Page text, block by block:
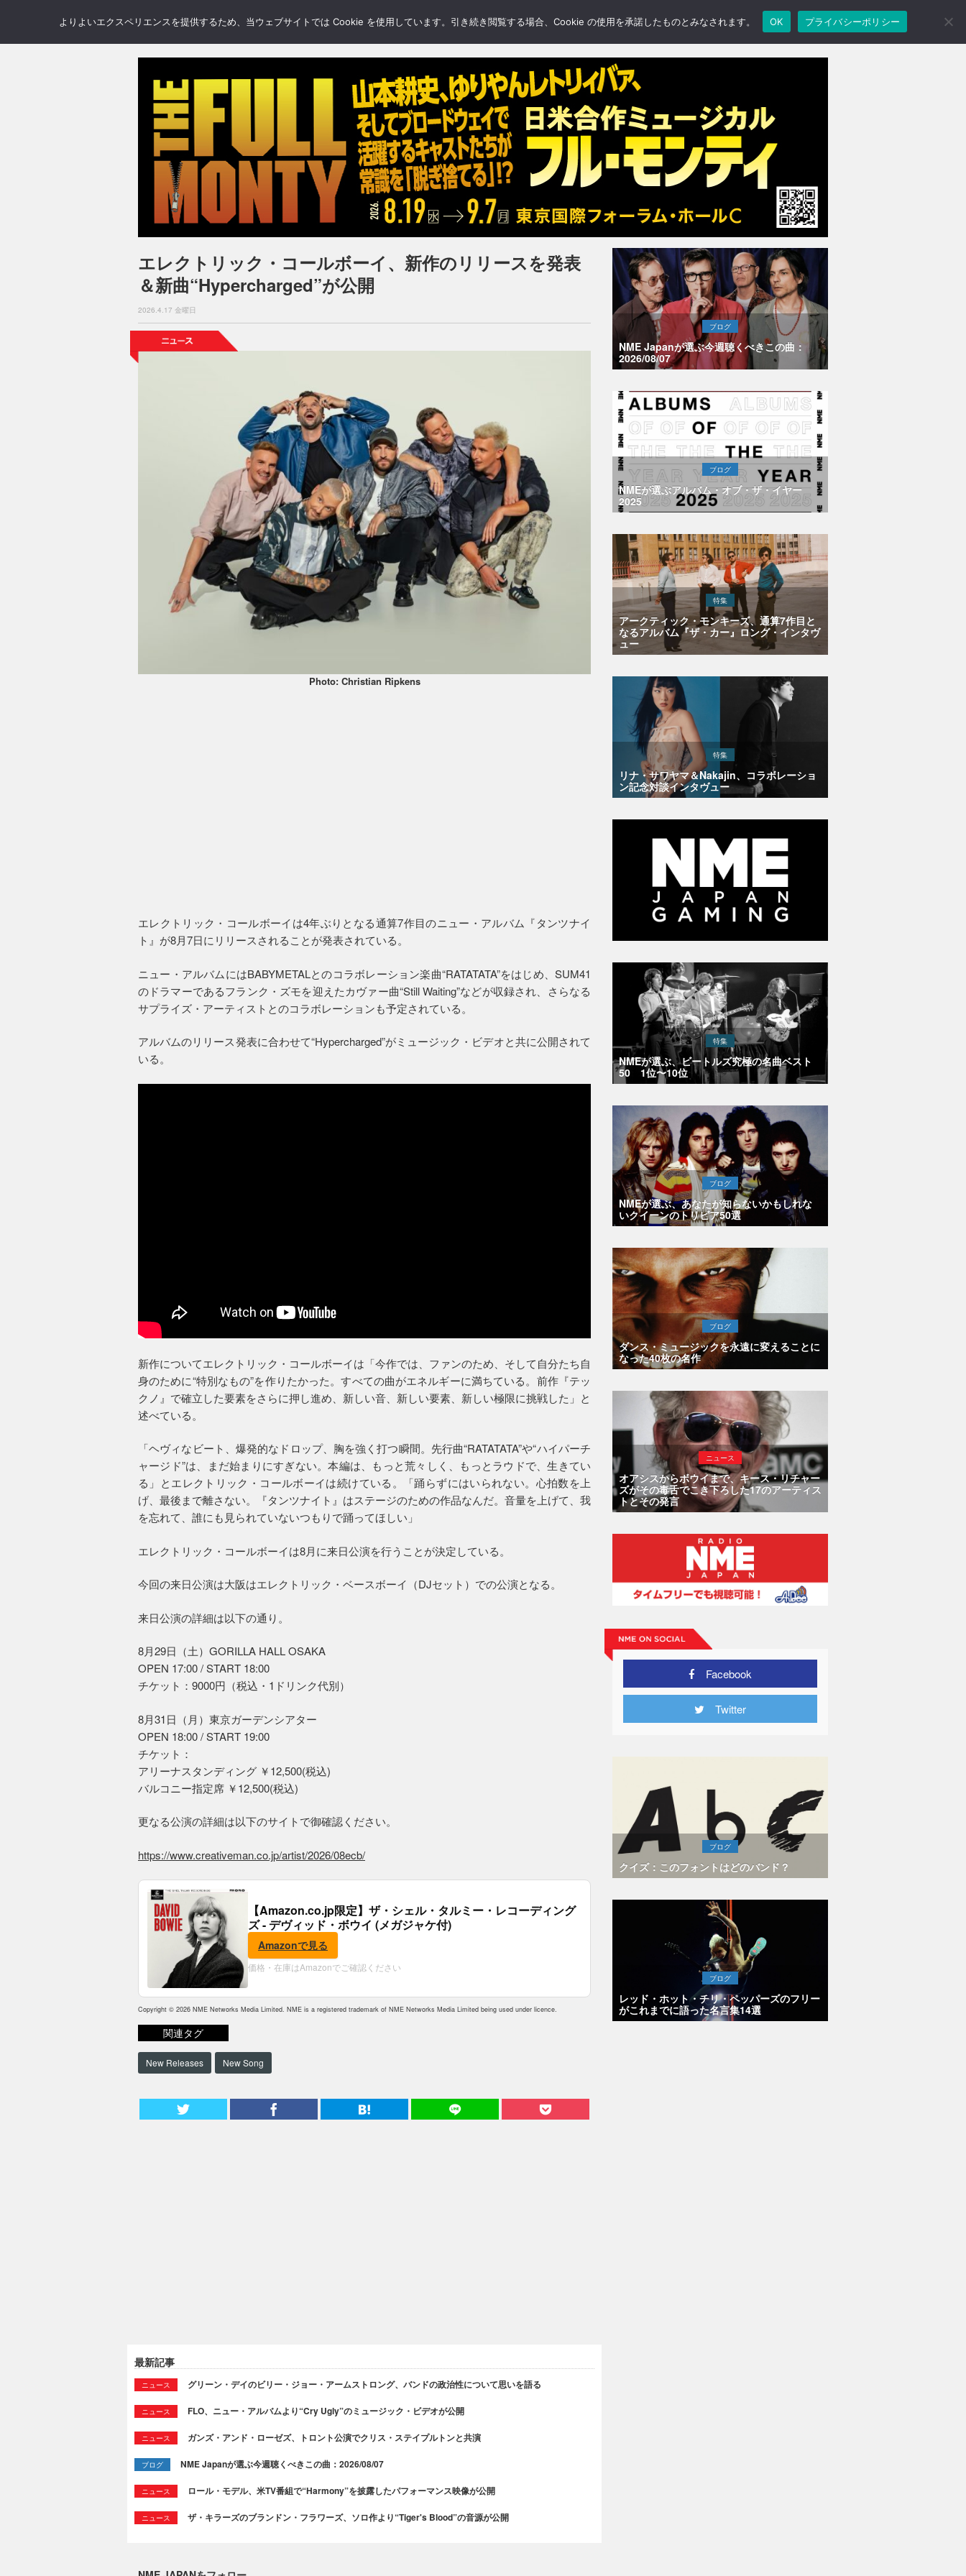
NEWS REVIEWS GALLERY BLOGS FEATURE
エレクトリック・コールボーイ、新作のリリースを発表
＆新曲“Hypercharged”が公開
2026.4.17 金曜日
Photo: Christian Ripkens
エレクトリック・コールボーイは4年ぶりとなる通算7作目のニュー・アルバム『タンツナイ
ト』が8月7日にリリースされることが発表されている。
ニュー・アルバムにはBABYMETALとのコラボレーション楽曲“RATATATA”をはじめ、SUM41
のドラマーであるフランク・ズモを迎えたカヴァー曲“Still Waiting”などが収録され、さらなる
サプライズ・アーティストとのコラボレーションも予定されている。
アルバムのリリース発表に合わせて“Hypercharged”がミュージック・ビデオと共に公開されて
いる。
新作についてエレクトリック・コールボーイは「今作では、ファンのため、そして自分たち自
身のために“特別なもの”を作りたかった。すべての曲がエネルギーに満ちている。前作『テッ
クノ』で確立した要素をさらに押し進め、新しい音、新しい要素、新しい極限に挑戦した」と
述べている。
「ヘヴィなビート、爆発的なドロップ、胸を強く打つ瞬間。先行曲“RATATATA”や“ハイパーチ
ャージド”は、まだ始まりにすぎない。本編は、もっと荒々しく、もっとラウドで、生きてい
る」とエレクトリック・コールボーイは続けている。「踊らずにはいられない。心拍数を上
げ、最後まで離さない。『タンツナイト』はステージのための作品なんだ。音量を上げて、我
を忘れて、誰にも見られていないつもりで踊ってほしい」
エレクトリック・コールボーイは8月に来日公演を行うことが決定している。
今回の来日公演は大阪はエレクトリック・ベースボーイ（DJセット）での公演となる。
来日公演の詳細は以下の通り。
8月29日（土）GORILLA HALL OSAKA
OPEN 17:00 / START 18:00
チケット：9000円（税込・1ドリンク代別）
8月31日（月）東京ガーデンシアター
OPEN 18:00 / START 19:00
チケット：
アリーナスタンディング ￥12,500(税込)
バルコニー指定席 ￥12,500(税込)
更なる公演の詳細は以下のサイトで御確認ください。
https://www.creativeman.co.jp/artist/2026/08ecb/
【Amazon.co.jp限定】ザ・シェル・タルミー・レコーディング
ズ - デヴィッド・ボウイ (メガジャケ付)
Amazonで見る
価格・在庫はAmazonでご確認ください
Copyright © 2026 NME Networks Media Limited. NME is a registered trademark of NME Networks Media Limited being used under licence.
関連タグ
New Releases New Song
最新記事
ニュース グリーン・デイのビリー・ジョー・アームストロング、バンドの政治性について思いを語る
ニュース FLO、ニュー・アルバムより“Cry Ugly”のミュージック・ビデオが公開
ニュース ガンズ・アンド・ローゼズ、トロント公演でクリス・ステイプルトンと共演
ブログ NME Japanが選ぶ今週聴くべきこの曲：2026/08/07
ニュース ロール・モデル、米TV番組で“Harmony”を披露したパフォーマンス映像が公開
ニュース ザ・キラーズのブランドン・フラワーズ、ソロ作より“Tiger's Blood”の音源が公開
ブログ
NME Japanが選ぶ今週聴くべきこの曲：
2026/08/07
ブログ
NMEが選ぶアルバム・オブ・ザ・イヤー
2025
特集
アークティック・モンキーズ、通算7作目と
なるアルバム『ザ・カー』ロング・インタヴ
ュー
特集
リナ・サワヤマ＆Nakajin、コラボレーショ
ン記念対談インタヴュー
特集
NMEが選ぶ、ビートルズ究極の名曲ベスト
50 1位〜10位
ブログ
NMEが選ぶ、あなたが知らないかもしれな
いクイーンのトリビア50選
ブログ
ダンス・ミュージックを永遠に変えることに
なった40枚の名作
ニュース
オアシスからボウイまで、キース・リチャー
ズがその毒舌でこき下ろした17のアーティス
トとその発言
Facebook
Twitter
ブログ
クイズ：このフォントはどのバンド？
ブログ
レッド・ホット・チリ・ペッパーズのフリー
がこれまでに語った名言集14選
よりよいエクスペリエンスを提供するため、当ウェブサイトでは Cookie を使用しています。引き続き閲覧する場合、Cookie の使用を承諾したものとみなされます。 OK プライバシーポリシー